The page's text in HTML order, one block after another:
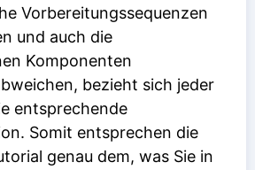
Vorbereitungssequenzen
und auch die
Komponenten
bezieht sich jeder
entsprechende
Somit entsprechen die
genau dem, was Sie in